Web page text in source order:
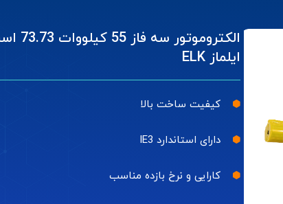
ایلماز ELK
کیفیت ساخت بالا
دارای استاندارد IE3
کارایی و نرخ بازده مناسب